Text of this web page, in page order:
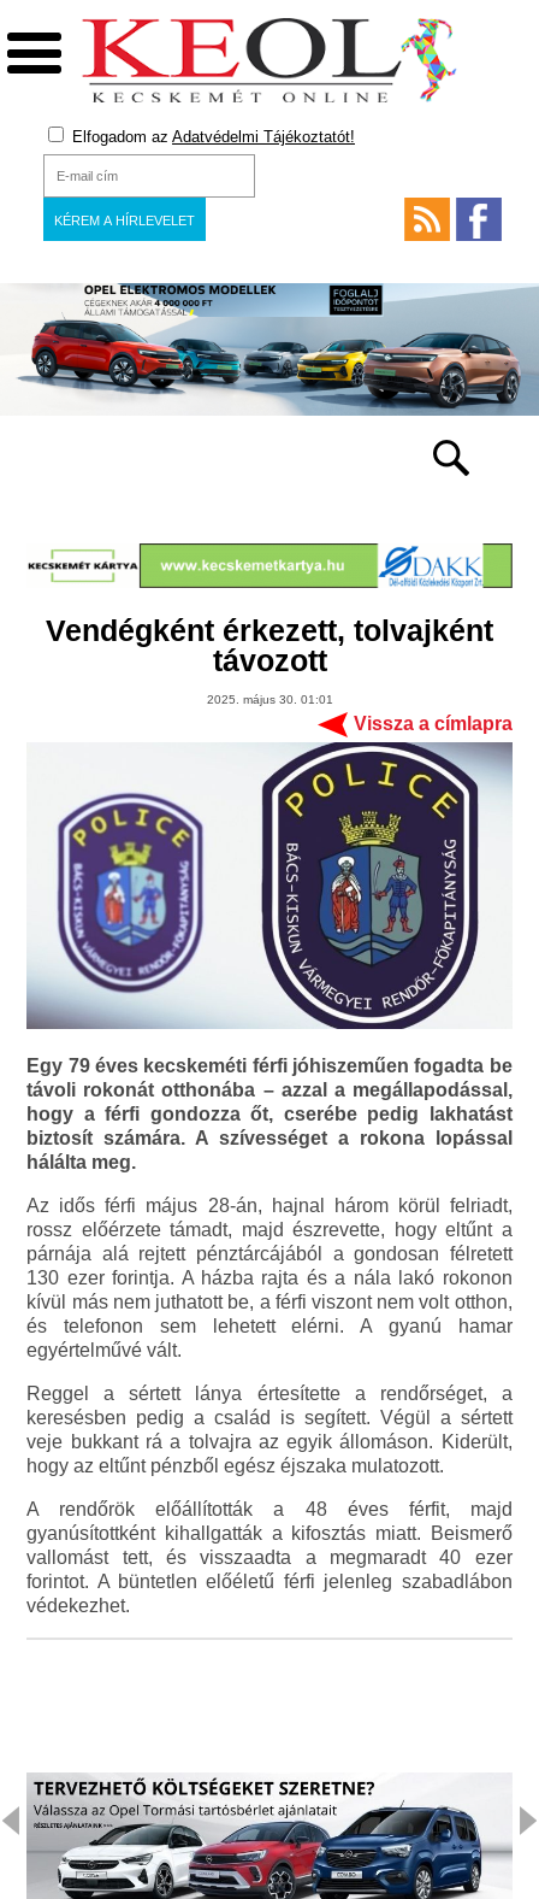
Elfogadom az Adatvédelmi Tájékoztatót!
Vendégként érkezett, tolvajként
távozott
2025. május 30. 01:01
Vissza a címlapra
Egy 79 éves kecskeméti férfi jóhiszeműen fogadta be
távoli rokonát otthonába – azzal a megállapodással,
hogy a férfi gondozza őt, cserébe pedig lakhatást
biztosít számára. A szívességet a rokona lopással
hálálta meg.
Az idős férfi május 28-án, hajnal három körül felriadt,
rossz előérzete támadt, majd észrevette, hogy eltűnt a
párnája alá rejtett pénztárcájából a gondosan félretett
130 ezer forintja. A házba rajta és a nála lakó rokonon
kívül más nem juthatott be, a férfi viszont nem volt otthon,
és telefonon sem lehetett elérni. A gyanú hamar
egyértelművé vált.
Reggel a sértett lánya értesítette a rendőrséget, a
keresésben pedig a család is segített. Végül a sértett
veje bukkant rá a tolvajra az egyik állomáson. Kiderült,
hogy az eltűnt pénzből egész éjszaka mulatozott.
A rendőrök előállították a 48 éves férfit, majd
gyanúsítottként kihallgatták a kifosztás miatt. Beismerő
vallomást tett, és visszaadta a megmaradt 40 ezer
forintot. A büntetlen előéletű férfi jelenleg szabadlábon
védekezhet.